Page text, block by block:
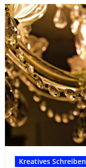
Kreatives Schreiben